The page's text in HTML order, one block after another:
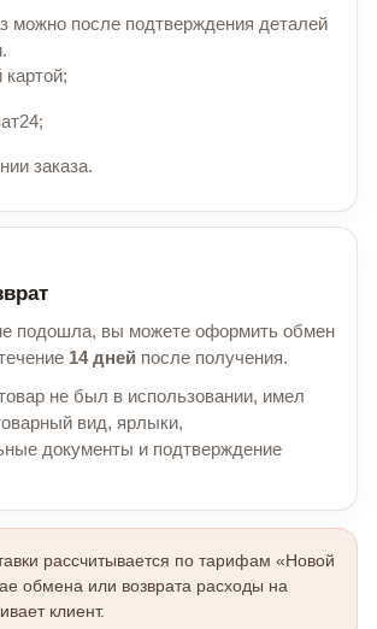
можно после подтверждения деталей
картой;
заказа.
подошла, вы можете оформить обмен
14 дней после получения.
не был в использовании, имел
вид, ярлыки,
документы и подтверждение
рассчитывается по тарифам «Новой
обмена или возврата расходы на
клиент.